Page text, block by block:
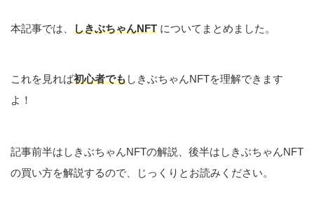
本記事では、 しきぶちゃんNFT についてまとめました。
これを見れば初心者でもしきぶちゃんNFTを理解できます
よ！
記事前半はしきぶちゃんNFTの解説、後半はしきぶちゃんNFT
の買い方を解説するので、じっくりとお読みください。